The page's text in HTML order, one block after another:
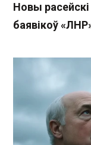
Новы
баявікоў